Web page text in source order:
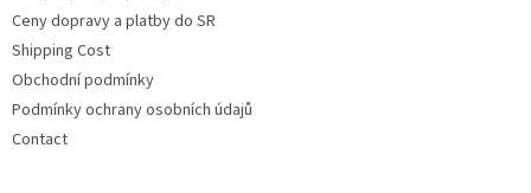
Ceny dopravy a platby do SR
Shipping Cost
Obchodní podmínky
Podmínky ochrany osobních údajů
Contact